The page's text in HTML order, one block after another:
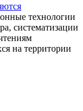
технологии
систематизации
на территории